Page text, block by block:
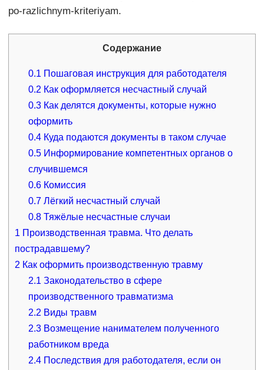
po-razlichnym-kriteriyam.
Содержание
0.1 Пошаговая инструкция для работодателя
0.2 Как оформляется несчастный случай
0.3 Как делятся документы, которые нужно
оформить
0.4 Куда подаются документы в таком случае
0.5 Информирование компетентных органов о
случившемся
0.6 Комиссия
0.7 Лёгкий несчастный случай
0.8 Тяжёлые несчастные случаи
1 Производственная травма. Что делать
пострадавшему?
2 Как оформить производственную травму
2.1 Законодательство в сфере
производственного травматизма
2.2 Виды травм
2.3 Возмещение нанимателем полученного
работником вреда
2.4 Последствия для работодателя, если он